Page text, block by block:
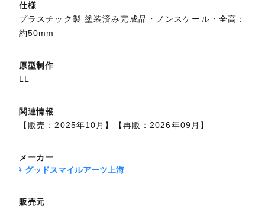
仕様
プラスチック製 塗装済み完成品・ノンスケール・全高：
約50mm
原型制作
LL
関連情報
【販売：2025年10月】【再販：2026年09月】
メーカー
グッドスマイルアーツ上海
販売元